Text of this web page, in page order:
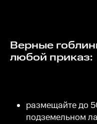
Верные гоблины готовы выполнить
любой приказ:
размещайте до
подземельном